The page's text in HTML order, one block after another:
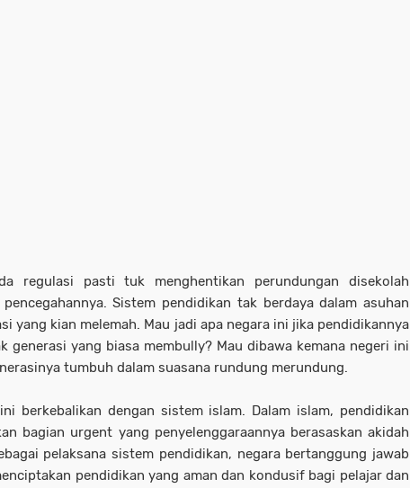
regulasi pasti tuk menghentikan perundungan disekolah
pencegahannya. Sistem pendidikan tak berdaya dalam asuhan
yang kian melemah. Mau jadi apa negara ini jika pendidikannya
generasi yang biasa membully? Mau dibawa kemana negeri ini
tumbuh dalam suasana rundung merundung.
berkebalikan dengan sistem islam. Dalam islam, pendidikan
bagian urgent yang penyelenggaraannya berasaskan akidah
pelaksana sistem pendidikan, negara bertanggung jawab
pendidikan yang aman dan kondusif bagi pelajar dan